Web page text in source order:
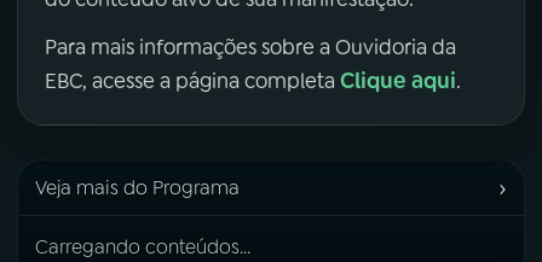
Para mais informações sobre a Ouvidoria da
EBC, acesse a página completa Clique aqui.
Veja mais do Programa ›
Carregando conteúdos...